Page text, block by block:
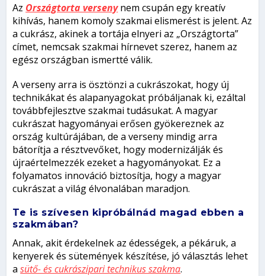
Az Országtorta versenynem csupán egy kreatív
kihívás, hanem komoly szakmai elismerést is jelent. Az
a cukrász, akinek a tortája elnyeri az „Országtorta”
címet, nemcsak szakmai hírnevet szerez, hanem az
egész országban ismertté válik.
A verseny arra is ösztönzi a cukrászokat, hogy új
technikákat és alapanyagokat próbáljanak ki, ezáltal
továbbfejlesztve szakmai tudásukat. A magyar
cukrászat hagyományai erősen gyökereznek az
ország kultúrájában, de a verseny mindig arra
bátorítja a résztvevőket, hogy modernizálják és
újraértelmezzék ezeket a hagyományokat. Ez a
folyamatos innováció biztosítja, hogy a magyar
cukrászat a világ élvonalában maradjon.
Te is szívesen kipróbálnád magad ebben a
szakmában?
Annak, akit érdekelnek az édességek, a pékáruk, a
kenyerek és sütemények készítése, jó választás lehet
asütő- és cukrászipari technikus szakma.